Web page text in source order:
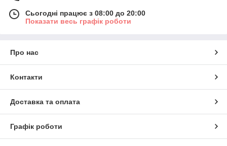
Сьогодні працює з 08:00 до 20:00
Показати весь графік роботи
Про нас
Контакти
Доставка та оплата
Графік роботи